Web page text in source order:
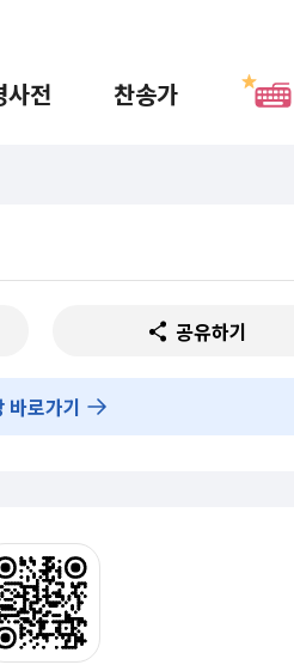
사전 찬송가
공유하기
바로가기